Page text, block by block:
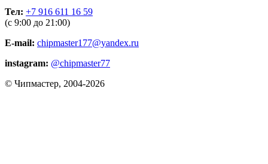
Тел: +7 916 611 16 59
(с 9:00 до 21:00)
E-mail: chipmaster177@yandex.ru
instagram: @chipmaster77
© Чипмастер, 2004-2026